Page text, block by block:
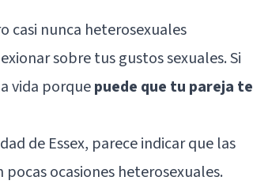
casi nunca heterosexuales
sobre tus gustos sexuales. Si
vida porquepuede que tu pareja te
de Essex, parece indicar que las
ocasiones heterosexuales.